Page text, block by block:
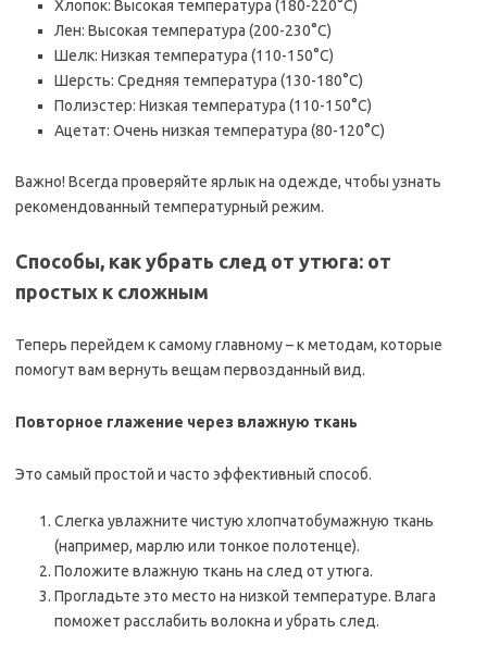
Хлопок: Высокая температура (180-220°C)
Лен: Высокая температура (200-230°C)
Шелк: Низкая температура (110-150°C)
Шерсть: Средняя температура (130-180°C)
Полиэстер: Низкая температура (110-150°C)
Ацетат: Очень низкая температура (80-120°C)
Важно! Всегда проверяйте ярлык на одежде, чтобы узнать
рекомендованный температурный режим.
Способы, как убрать след от утюга: от
простых к сложным
Теперь перейдем к самому главному – к методам, которые
помогут вам вернуть вещам первозданный вид.
Повторное глажение через влажную ткань
Это самый простой и часто эффективный способ.
Слегка увлажните чистую хлопчатобумажную ткань
(например, марлю или тонкое полотенце).
Положите влажную ткань на след от утюга.
Прогладьте это место на низкой температуре. Влага
поможет расслабить волокна и убрать след.